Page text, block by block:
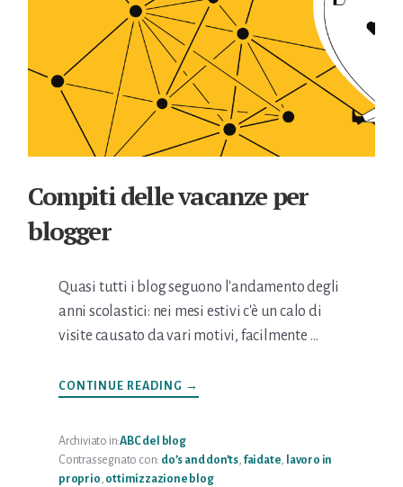
Compiti delle vacanze per
blogger
Quasi tutti i blog seguono l'andamento degli
anni scolastici: nei mesi estivi c'è un calo di
visite causato da vari motivi, facilmente …
CONTINUE READING INFOCOMPITI
DELLE
BLOGGER
→
Archiviato in:ABC del blog
Contrassegnato con: do’s and don’ts faidate
lavoro in
proprio ottimizzazione blog